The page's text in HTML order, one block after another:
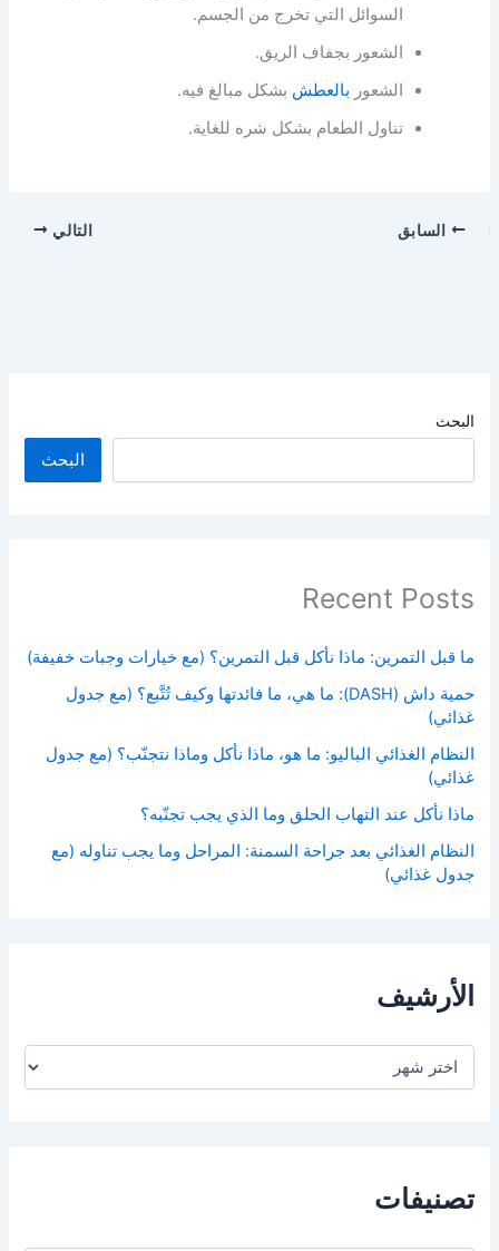
البحث
البحث
Recent Posts
ما قبل التمرين: ماذا نأكل قبل التمرين؟ (مع خيارات وجبات خفيفة)
حمية داش (DASH): ما هي، ما فائدتها وكيف تُتَّبع؟ (مع جدول
غذائي)
النظام الغذائي الباليو: ما هو، ماذا نأكل وماذا نتجنّب؟ (مع جدول
غذائي)
ماذا نأكل عند التهاب الحلق وما الذي يجب تجنّبه؟
النظام الغذائي بعد جراحة السمنة: المراحل وما يجب تناوله (مع
جدول غذائي)
الأرشيف
تصنيفات
السوائل التي تخرج من الجسم.
الشعور بجفاف الريق.
الشعور بالعطش بشكل مبالغ فيه.
تناول الطعام بشكل شره للغاية.
السابق التالي